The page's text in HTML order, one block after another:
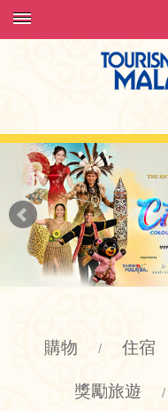
購物 / 住宿
獎勵旅遊 /